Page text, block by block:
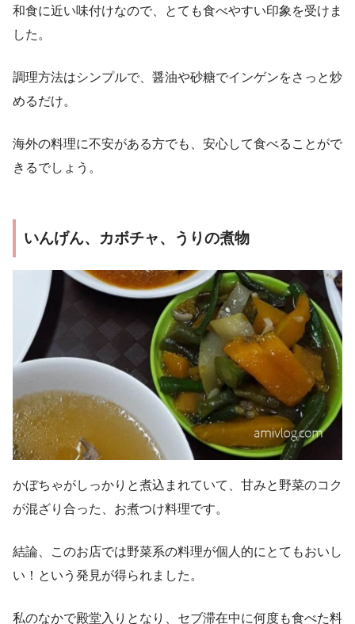
和食に近い味付けなので、とても食べやすい印象を受けま
した。
調理方法はシンプルで、醤油や砂糖でインゲンをさっと炒
めるだけ。
海外の料理に不安がある方でも、安心して食べることがで
きるでしょう。
いんげん、カボチャ、うりの煮物
かぼちゃがしっかりと煮込まれていて、甘みと野菜のコク
が混ざり合った、お煮つけ料理です。
結論、このお店では野菜系の料理が個人的にとてもおいし
い！という発見が得られました。
私のなかで殿堂入りとなり、セブ滞在中に何度も食べた料